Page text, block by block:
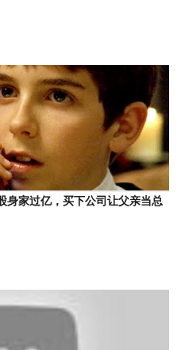
身家过亿，买下公司让父亲当总